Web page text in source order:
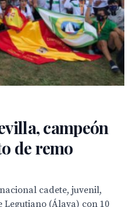
campeón
de remo
cadete, juvenil,
Legutiano (Álava) con 10